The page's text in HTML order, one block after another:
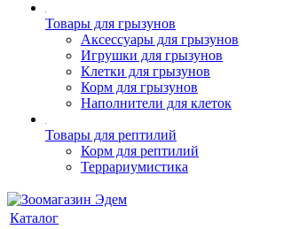
Товары для грызунов
Аксессуары для грызунов
Игрушки для грызунов
Клетки для грызунов
Корм для грызунов
Наполнители для клеток
Товары для рептилий
Корм для рептилий
Террариумистика
Каталог